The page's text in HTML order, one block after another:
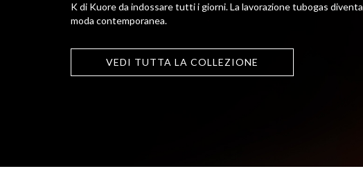
K di Kuore da indossare tutti i giorni. La lavorazione tubogas diventa
moda contemporanea.
VEDI TUTTA LA COLLEZIONE